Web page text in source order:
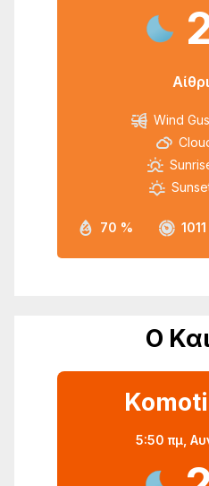
70 %
Wind
Ο
5:50 πμ,